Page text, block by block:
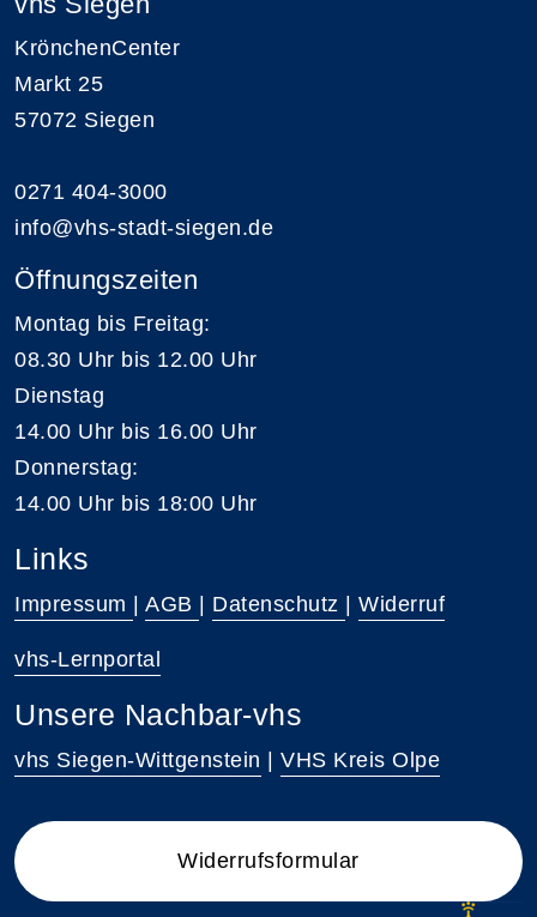
KrönchenCenter
Markt 25
57072 Siegen
0271 404-3000
info@vhs-stadt-siegen.de
Öffnungszeiten
Montag bis Freitag:
08.30 Uhr bis 12.00 Uhr
Dienstag
14.00 Uhr bis 16.00 Uhr
Donnerstag:
14.00 Uhr bis 18:00 Uhr
Links
Impressum | AGB | Datenschutz | Widerruf
vhs-Lernportal
Unsere Nachbar-vhs
vhs Siegen-Wittgenstein | VHS Kreis Olpe
Widerrufsformular